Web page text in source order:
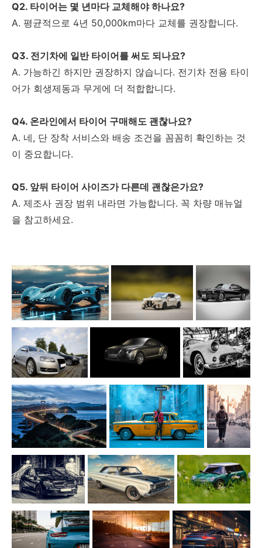
Q2. 타이어는 몇 년마다 교체해야 하나요?
A. 평균적으로 4년 50,000km마다 교체를 권장합니다.
Q3. 전기차에 일반 타이어를 써도 되나요?
A. 가능하긴 하지만 권장하지 않습니다. 전기차 전용 타이
어가 회생제동과 무게에 더 적합합니다.
Q4. 온라인에서 타이어 구매해도 괜찮나요?
A. 네, 단 장착 서비스와 배송 조건을 꼼꼼히 확인하는 것
이 중요합니다.
Q5. 앞뒤 타이어 사이즈가 다른데 괜찮은가요?
A. 제조사 권장 범위 내라면 가능합니다. 꼭 차량 매뉴얼
을 참고하세요.